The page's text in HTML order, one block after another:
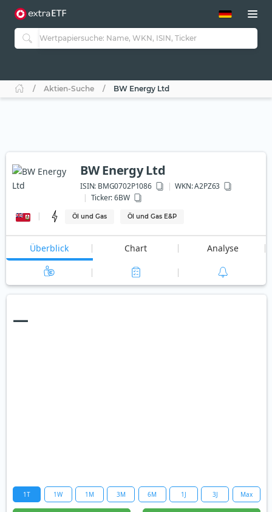
ETF-Guide 2.0
Guide Aktive ETFs
ETF-Sparpläne
Aktien-Suche BW Energy Ltd
BW Energy Ltd
ISIN: BMG0702P1086 WKN: A2PZ63
Ticker:6BW
Öl und Gas Öl und Gas E&P
Überblick Chart Analyse
—
1T 1W 1M 3M 6M 1J 3J Max